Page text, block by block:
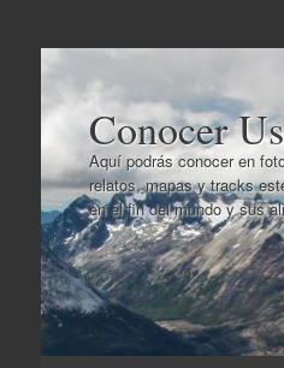
Conocer
Aquí podrás conocer en
relatos, mapas y tracks
en el fin del mundo y sus